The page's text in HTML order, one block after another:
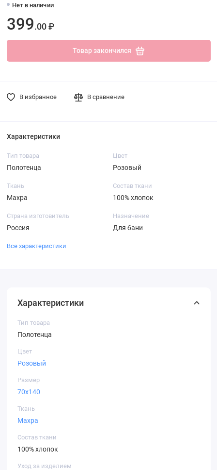
Нет в наличии
399.00 ₽
Товар закончился
В избранное В сравнение
Характеристики
Тип товара
Полотенца
Цвет
Розовый
Ткань
Махра
Состав ткани
100% хлопок
Страна изготовитель
Россия
Назначение
Для бани
Все характеристики
Характеристики
Тип товара
Полотенца
Цвет
Розовый
Размер
70х140
Ткань
Махра
Состав ткани
100% хлопок
Уход за изделием